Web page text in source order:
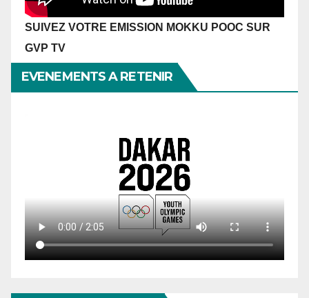
SUIVEZ VOTRE EMISSION MOKKU POOC SUR
GVP TV
EVENEMENTS A RETENIR